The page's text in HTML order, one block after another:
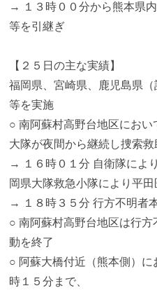
→ １３時００分から熊本県
等を引継ぎ
【２５日の主な実績】
福岡県、宮崎県、鹿児島県
等を実施
○ 南阿蘇村高野台地区にお
大隊が夜間から継続し捜索
→ １６時０１分 自衛隊によ
岡県大隊救急小隊により平
→ １８時３５分 行方不明者
○ 南阿蘇村高野台地区は行
動を終了
○ 阿蘇大橋付近（熊本側）に
時１５分まで、